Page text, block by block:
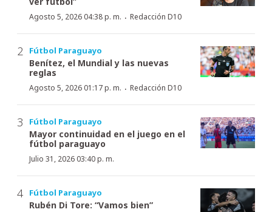
Agosto 5, 2026 04:38 p. m. · Redacción D10
Fútbol Paraguayo
Benítez, el Mundial y las nuevas
reglas
Agosto 5, 2026 01:17 p. m. · Redacción D10
Fútbol Paraguayo
Mayor continuidad en el juego en el
fútbol paraguayo
Julio 31, 2026 03:40 p. m.
Fútbol Paraguayo
Rubén Di Tore: “Vamos bien”